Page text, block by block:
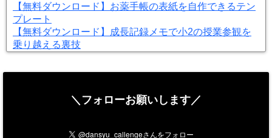
【無料ダウンロード】お薬手帳の表紙を自作できるテン
プレート
【無料ダウンロード】成長記録メモで小2の授業参観を
乗り越える裏技
＼フォローお願いします／